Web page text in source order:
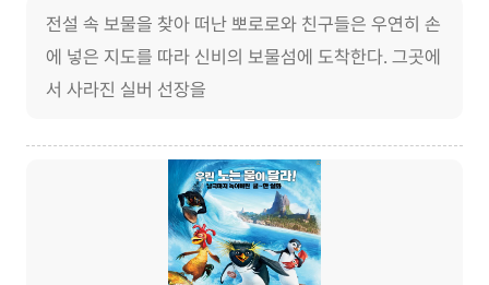
전설 속 보물을 찾아 떠난 뽀로로와 친구들은 우연히 손
에 넣은 지도를 따라 신비의 보물섬에 도착한다. 그곳에
서 사라진 실버 선장을